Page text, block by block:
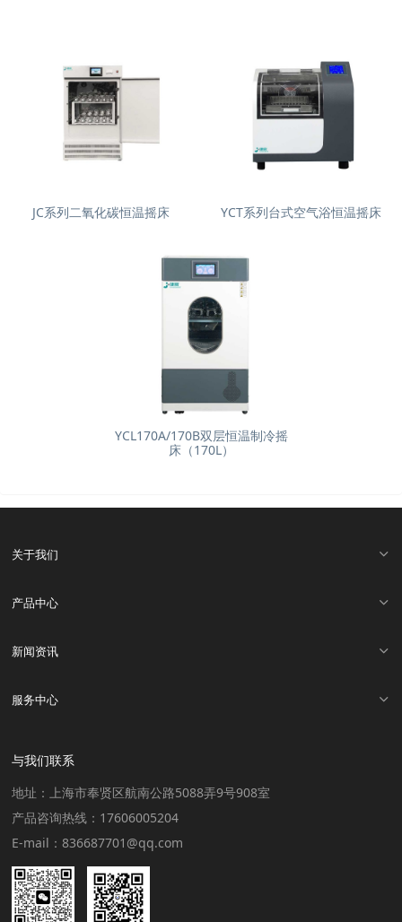
JC系列二氧化碳恒温摇床 YCT系列台式空气浴恒温摇床
YCL170A/170B双层恒温制冷摇
床（170L）
关于我们
产品中心
新闻资讯
服务中心
与我们联系
地址：上海市奉贤区航南公路5088弄9号908室
产品咨询热线：17606005204
E-mail：836687701@qq.com